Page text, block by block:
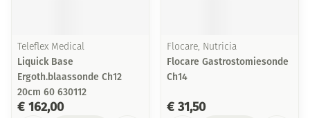
Teleflex Medical
Liquick Base
Ergoth.blaassonde Ch12
20cm 60 630112
€ 162,00
Flocare, Nutricia
Flocare Gastrostomiesonde
Ch14
€ 31,50